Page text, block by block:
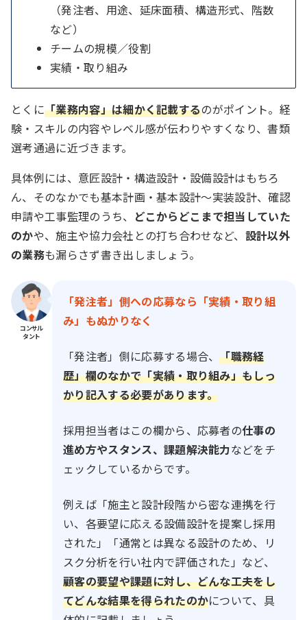
（発注者、用途、延床面積、構造形式、階数
など）
チームの規模／役割
実績・取り組み
とくに「業務内容」は細かく記載するのがポイント。経
験・スキルの内容やレベル感が伝わりやすくなり、書類
選考通過に近づきます。
具体例には、意匠設計・構造設計・設備設計はもちろ
ん、そのなかでも基本計画・基本設計～実装設計、確認
申請や工事監理のうち、 どこからどこまで担当していた
のかや、施主や協力会社との打ち合わせなど、 設計以外
の業務も漏らさず書き出しましょう。
コンサル
タント
「発注者」側への応募なら「実績・取り組
み」もぬかりなく
「発注者」側に応募する場合、「職務経
歴」欄のなかで「実績・取り組み」もしっ
かり記入する必要があります。
採用担当者はこの欄から、応募者の仕事の
進め方やスタンス、課題解決能力などをチ
ェックしているからです。
例えば「施主と設計段階から密な連携を行
い、各要望に応える設備設計を提案し採用
された」「通常とは異なる設計のため、リ
スク分析を行い社内で評価された」など、
顧客の要望や課題に対し、どんな工夫をし
てどんな結果を得られたのかについて、具